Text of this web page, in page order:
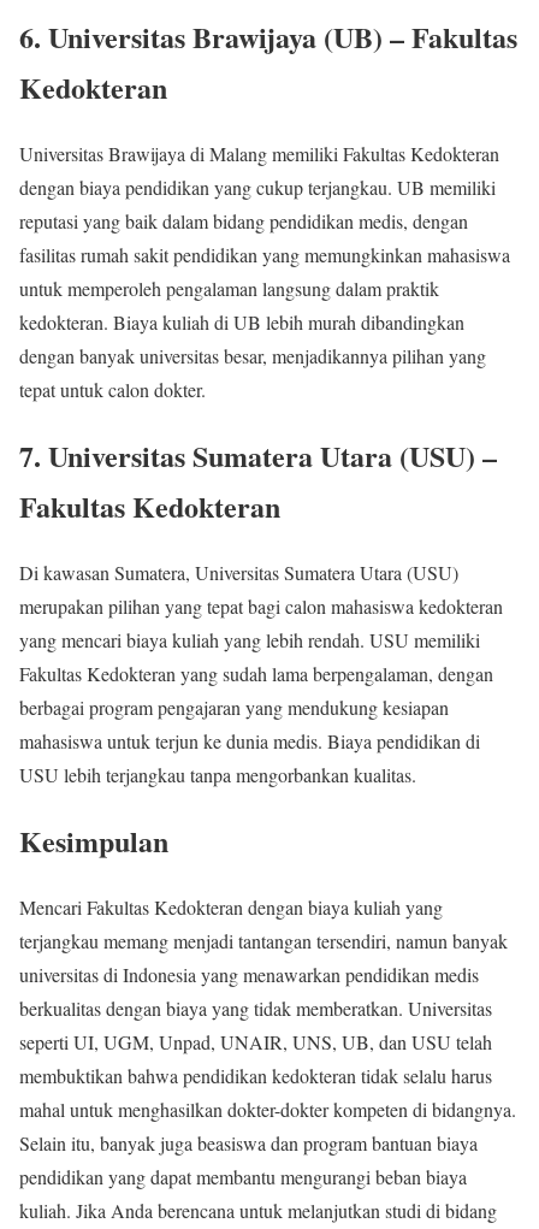
6. Universitas Brawijaya (UB) – Fakultas
Kedokteran
Universitas Brawijaya di Malang memiliki Fakultas Kedokteran
dengan biaya pendidikan yang cukup terjangkau. UB memiliki
reputasi yang baik dalam bidang pendidikan medis, dengan
fasilitas rumah sakit pendidikan yang memungkinkan mahasiswa
untuk memperoleh pengalaman langsung dalam praktik
kedokteran. Biaya kuliah di UB lebih murah dibandingkan
dengan banyak universitas besar, menjadikannya pilihan yang
tepat untuk calon dokter.
7. Universitas Sumatera Utara (USU) –
Fakultas Kedokteran
Di kawasan Sumatera, Universitas Sumatera Utara (USU)
merupakan pilihan yang tepat bagi calon mahasiswa kedokteran
yang mencari biaya kuliah yang lebih rendah. USU memiliki
Fakultas Kedokteran yang sudah lama berpengalaman, dengan
berbagai program pengajaran yang mendukung kesiapan
mahasiswa untuk terjun ke dunia medis. Biaya pendidikan di
USU lebih terjangkau tanpa mengorbankan kualitas.
Kesimpulan
Mencari Fakultas Kedokteran dengan biaya kuliah yang
terjangkau memang menjadi tantangan tersendiri, namun banyak
universitas di Indonesia yang menawarkan pendidikan medis
berkualitas dengan biaya yang tidak memberatkan. Universitas
seperti UI, UGM, Unpad, UNAIR, UNS, UB, dan USU telah
membuktikan bahwa pendidikan kedokteran tidak selalu harus
mahal untuk menghasilkan dokter-dokter kompeten di bidangnya.
Selain itu, banyak juga beasiswa dan program bantuan biaya
pendidikan yang dapat membantu mengurangi beban biaya
kuliah. Jika Anda berencana untuk melanjutkan studi di bidang